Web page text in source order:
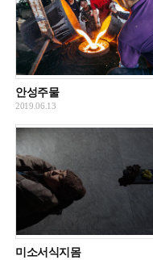
안성주물
2019.06.13
미소서식지몸